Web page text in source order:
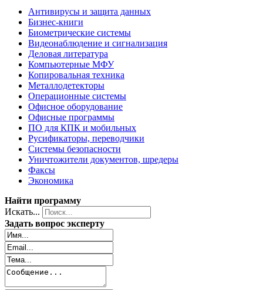
Антивирусы и защита данных
Бизнес-книги
Биометрические системы
Видеонаблюдение и сигнализация
Деловая литература
Компьютерные МФУ
Копировальная техника
Металлодетекторы
Операционные системы
Офисное оборудование
Офисные программы
ПО для КПК и мобильных
Русификаторы, переводчики
Системы безопасности
Уничтожители документов, шредеры
Факсы
Экономика
Найти программу
Искать...
Задать вопрос эксперту